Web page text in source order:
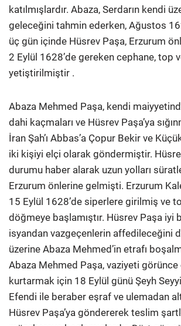
katılmışlardır. Abaza, Serdarın kendi
geleceğini tahmin ederken, Ağustos
üç gün içinde Hüsrev Paşa, Erzurum
2 Eylül 1628’de gereken cephane, top
yetiştirilmiştir .
Abaza Mehmed Paşa, kendi
dahi kaçmaları ve Hüsrev Paşa’ya
İran Şah’ı Abbas’a Çopur Bekir ve
iki kişiyi elçi olarak göndermiştir.
durumu haber alarak uzun yolları
Erzurum önlerine gelmişti. Erzurum
15 Eylül 1628’de siperlere girilmiş ve
döğmeye başlamıştır. Hüsrev Paşa iyi
isyandan vazgeçenlerin affedileceğini
üzerine Abaza Mehmed’in etrafı
Abaza Mehmed Paşa, vaziyeti görünce
kurtarmak için 18 Eylül günü Şeyh
Efendi ile beraber eşraf ve ulemadan
Hüsrev Paşa’ya göndererek teslim